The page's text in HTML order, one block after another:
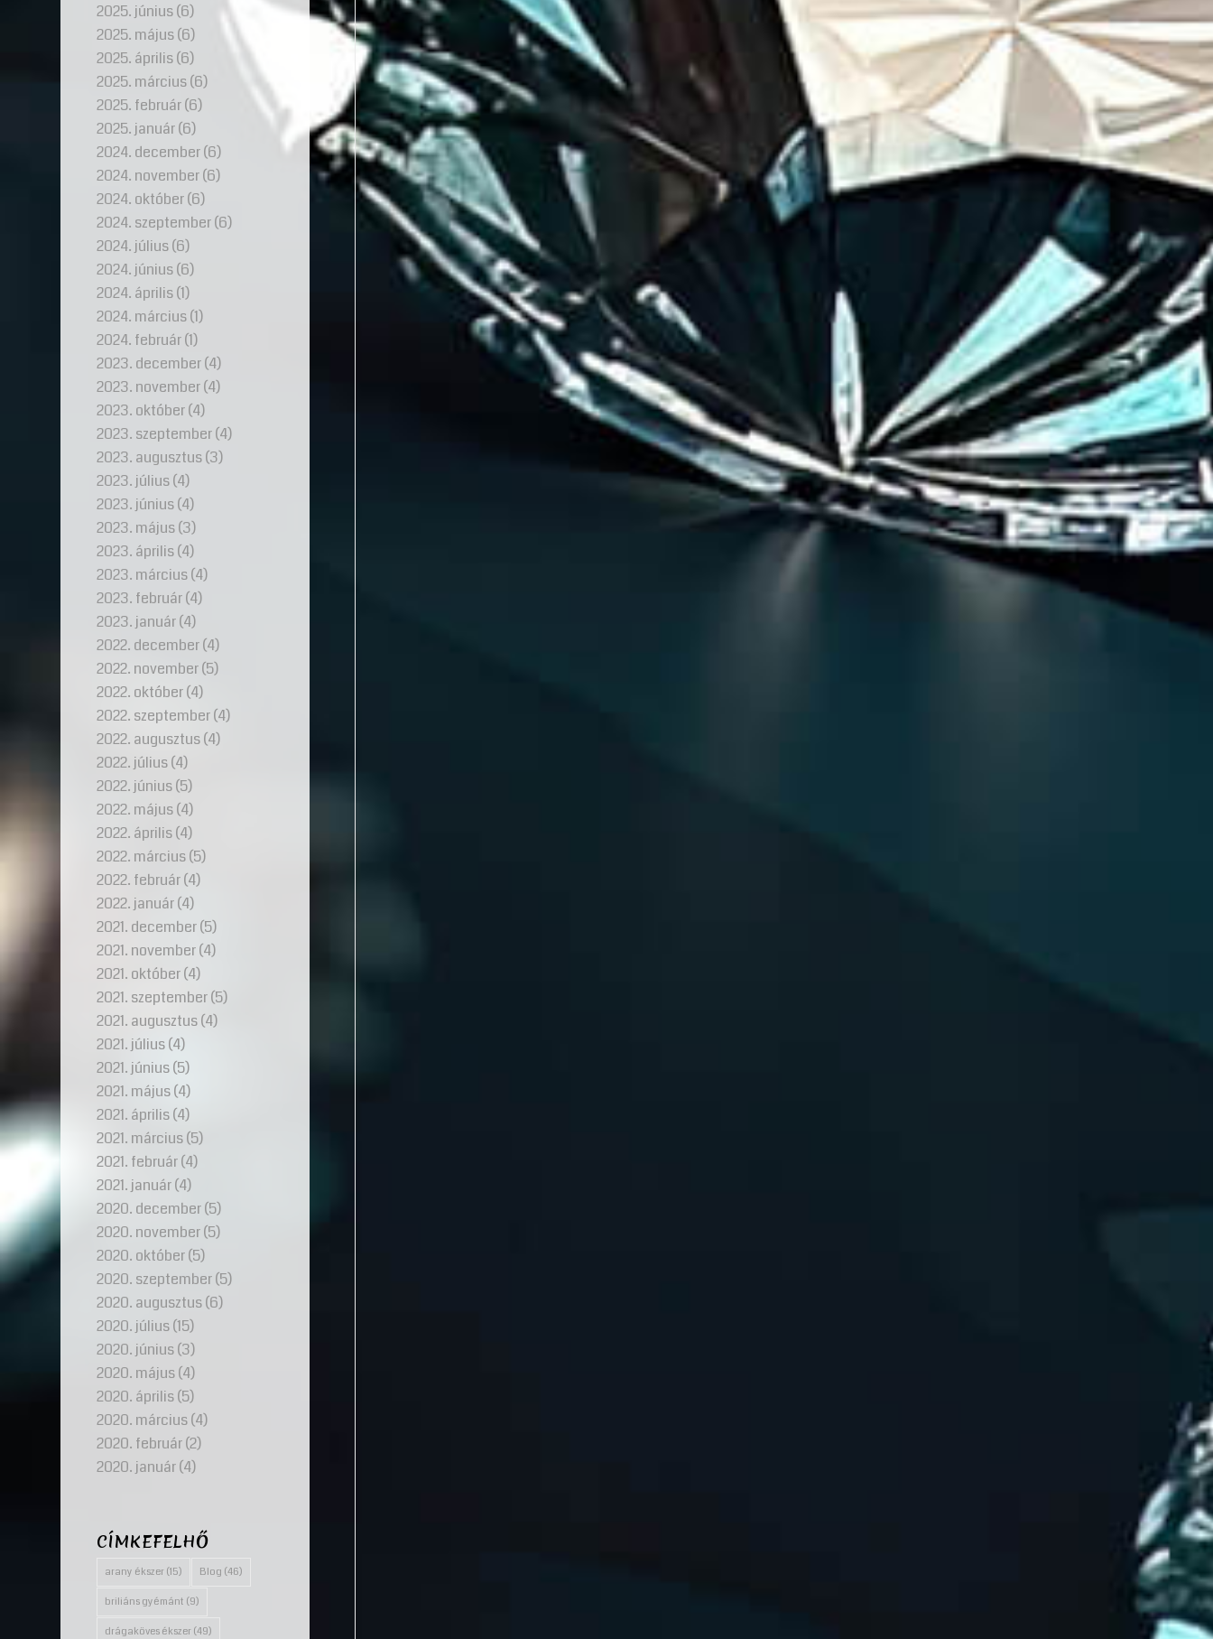
2025. június(6)
2025. május(6)
2025. április(6)
2025. március(6)
2025. február(6)
2025. január(6)
2024. december(6)
2024. november(6)
2024. október(6)
2024. szeptember(6)
2024. július(6)
2024. június(6)
2024. április(1)
2024. március(1)
2024. február(1)
2023. december(4)
2023. november(4)
2023. október(4)
2023. szeptember(4)
2023. augusztus(3)
2023. július(4)
2023. június(4)
2023. május(3)
2023. április(4)
2023. március(4)
2023. február(4)
2023. január(4)
2022. december(4)
2022. november(5)
2022. október(4)
2022. szeptember(4)
2022. augusztus(4)
2022. július(4)
2022. június(5)
2022. május(4)
2022. április(4)
2022. március(5)
2022. február(4)
2022. január(4)
2021. december(5)
2021. november(4)
2021. október(4)
2021. szeptember(5)
2021. augusztus(4)
2021. július(4)
2021. június(5)
2021. május(4)
2021. április(4)
2021. március(5)
2021. február(4)
2021. január(4)
2020. december(5)
2020. november(5)
2020. október(5)
2020. szeptember(5)
2020. augusztus(6)
2020. július(15)
2020. június(3)
2020. május(4)
2020. április(5)
2020. március(4)
2020. február(2)
2020. január(4)
CÍMKEFELHŐ
arany ékszer (15) Blog (46)
briliáns gyémánt (9)
drágaköves ékszer (49)